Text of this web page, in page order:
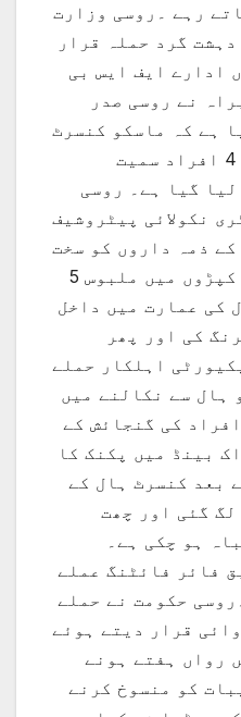
رہے ۔روسی وزارت
گرد حملہ قرار
ادارے ایف ایس بی
نے روسی صدر
ہے کہ ماسکو کنسرٹ
ہال پر حملے میں ملوث 4 افراد سمیت
لیا گیا ہے۔ روسی
نکولائی پیٹروشیف
ذمہ داروں کو سخت
سزا دی جائے گی۔ فوجی کپڑوں میں ملبوس 5
کی عمارت میں داخل
کی اور پھر
اہلکار حملے
افراد کو ہال سے نکالنے میں
کی گنجائش کے
بینڈ میں پکنک کا
بعد کنسرٹ ہال کے
گئی اور چھت
ہو چکی ہے۔
فائر فائٹنگ عملے
حکومت نے حملے
قرار دیتے ہوئے
رواں ہفتے ہونے
کو منسوخ کرنے